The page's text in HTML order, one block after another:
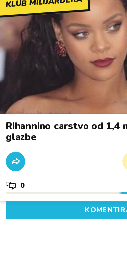
Rihannino carstvo od 1,4
glazbe
0